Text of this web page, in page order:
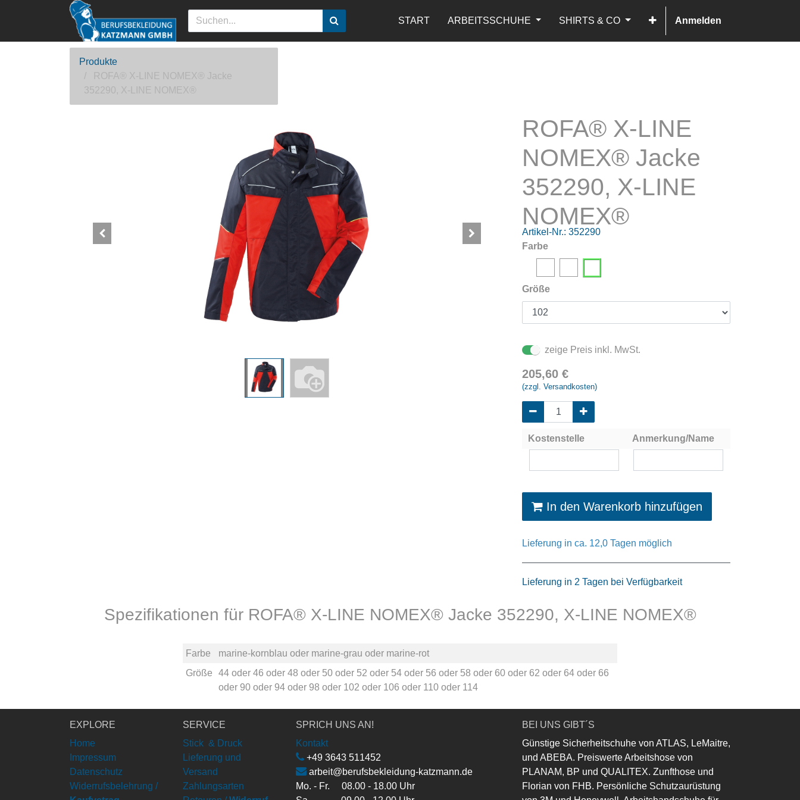
START ARBEITSSCHUHE SHIRTS & CO Anmelden
Produkte
ROFA® X-LINE NOMEX® Jacke
352290, X-LINE NOMEX®
ROFA® X-LINE
NOMEX® Jacke
352290, X-LINE
NOMEX®
Artikel-Nr.: 352290
Farbe
Größe
zeige Preis inkl. MwSt.
205,60 €
(zzgl. Versandkosten)
Kostenstelle Anmerkung/Name
In den Warenkorb hinzufügen
Lieferung in ca. 12,0 Tagen möglich
Lieferung in 2 Tagen bei Verfügbarkeit
Spezifikationen für ROFA® X-LINE NOMEX® Jacke 352290, X-LINE NOMEX®
Farbe marine-kornblau oder marine-grau oder marine-rot
Größe
44oder 46 oder 48 oder 50oder 52 oder 54oder 56 oder 58 oder 60oder 62 oder 64oder 66
oder 90oder 94oder 98 oder 102 oder 106 oder 110oder 114
EXPLORE
Home
Impressum
Datenschutz
Widerrufsbelehrung /
SERVICE
Stick & Druck
Lieferung und
Versand
Zahlungsarten
SPRICH UNS AN!
Kontakt
+49 3643 511452
arbeit@berufsbekleidung-katzmann.de
Mo. - Fr. 08.00 - 18.00 Uhr
BEI UNS GIBT´S
Günstige Sicherheitschuhe von ATLAS, LeMaitre,
und ABEBA. Preiswerte Arbeitshose von
PLANAM, BP und QUALITEX. Zunfthose und
Florian von FHB. Persönliche Schutzaurüstung